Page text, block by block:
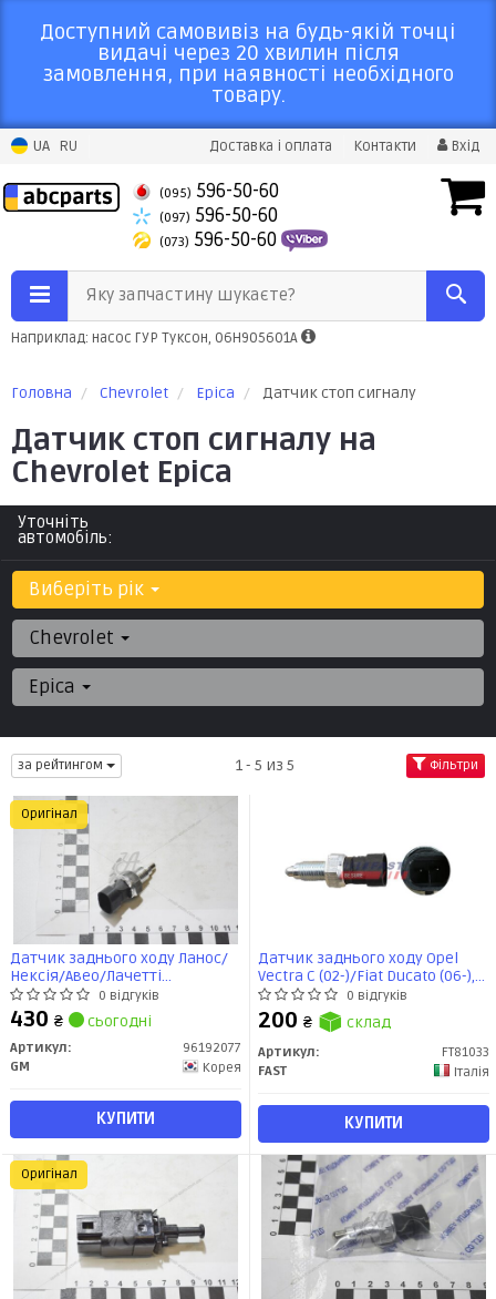
Доступний самовивіз на будь-якій точці
видачі через 20 хвилин після
замовлення, при наявності необхідного
товару.
UA RU Доставка і оплата Контакти Вхід
(095) 596-50-60
(097) 596-50-60
(073) 596-50-60
Яку запчастину шукаєте?
Наприклад: насос ГУР Туксон, 06H905601A
Головна Chevrolet Epica Датчик стоп сигналу
Датчик стоп сигналу на
Chevrolet Epica
Уточніть
автомобіль:
Виберіть рік
Chevrolet
Epica
за рейтингом 1 - 5 из 5 Фільтри
Датчик заднього ходу Ланос/
Нексія/Авео/Лачетті
(96192077) GM0 відгуків
430 ₴ сьогодні
Артикул:
96192077
GM
Корея
КУПИТИ
Оригінал
Датчик заднього ходу Opel
Vectra C (02-)/Fiat Ducato (06-),
(14-)/Chevrolet/Daewoo/Citroen
Jumper 2-PIN (FT81033) Fast
0 відгуків
200 ₴ склад
Артикул:
FT81033
FAST
Італія
КУПИТИ
Оригінал